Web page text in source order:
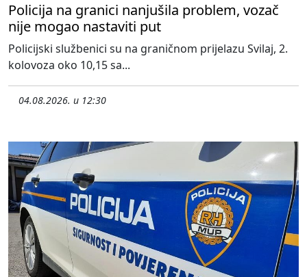
Policija na granici nanjušila problem, vozač
nije mogao nastaviti put
Policijski službenici su na graničnom prijelazu Svilaj, 2.
kolovoza oko 10,15 sa...
04.08.2026. u 12:30